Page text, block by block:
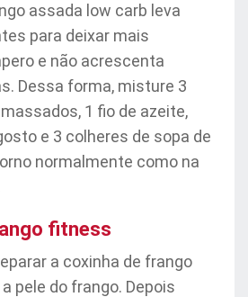
assada low carb leva
para deixar mais
e não acrescenta
Dessa forma, misture 3
1 fio de azeite,
e 3 colheres de sopa de
normalmente como na
fitness
a coxinha de frango
pele do frango. Depois